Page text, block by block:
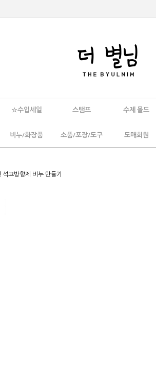
☆수입세일 스탬프 수제 몰드
비누/화장품 소품/포장/도구 도매회원
고방향제 비누 만들기